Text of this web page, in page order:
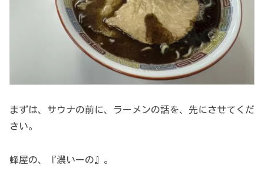
まずは、サウナの前に、ラーメンの話を、先にさせてくだ
さい。
蜂屋の、『濃いーの』。